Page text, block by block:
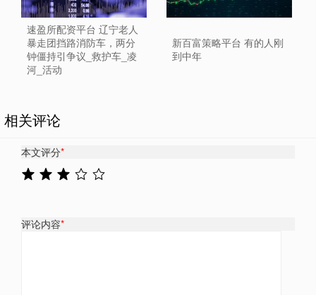
速盈所配资平台 辽宁老人
暴走团挡路消防车，两分
钟僵持引争议_救护车_凌
河_活动
新百富策略平台 有的人刚
到中年
相关评论
本文评分*
评论内容*